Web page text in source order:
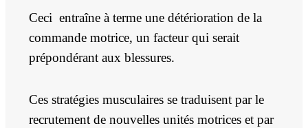
Ceci entraîne à terme une détérioration de la
commande motrice, un facteur qui serait
prépondérant aux blessures.
Ces stratégies musculaires se traduisent par le
recrutement de nouvelles unités motrices et par